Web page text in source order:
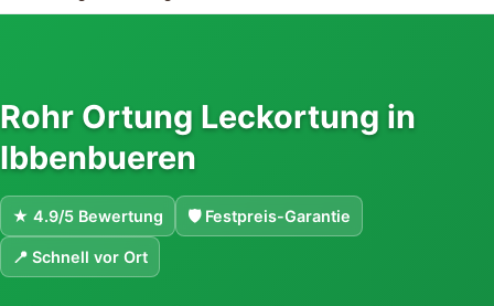
Rohr Ortung Leckortung in
Ibbenbueren
★ 4.9/5 Bewertung 🛡 Festpreis-Garantie
📍 Schnell vor Ort